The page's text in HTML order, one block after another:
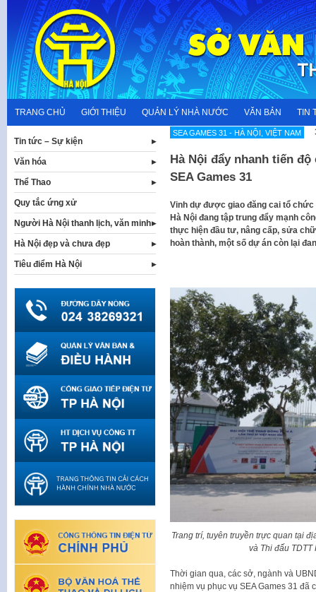
content
TRANG CHỦ GIỚI THIỆU QUẢN LÝ NHÀ NƯỚC VĂN BẢN TIN
SEA GAMES 31 - HÀ NỘI, VIỆT NAM
Hà Nội đẩy nhanh tiến
SEA Games 31
Vinh dự được giao đăng cai tổ chức
Hà Nội đang tập trung đẩy mạnh
thực hiện đầu tư, nâng cấp, sửa
hoàn thành, một số dự án còn lại
Trang trí, tuyên truyền trực quan tại
và Thi đấu
Thời gian qua, các sở, ngành và
nhiệm vụ phục vụ SEA Games 31 đã
Tin tức – Sự kiện
Văn hóa
Thể Thao
Quy tắc ứng xử
Người Hà Nội thanh lịch, văn minh
Hà Nội đẹp và chưa đẹp
Tiêu điểm Hà Nội